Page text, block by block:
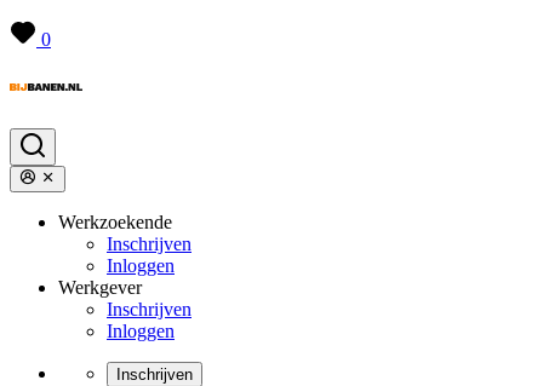
0
Werkzoekende
Inschrijven
Inloggen
Werkgever
Inschrijven
Inloggen
Inschrijven